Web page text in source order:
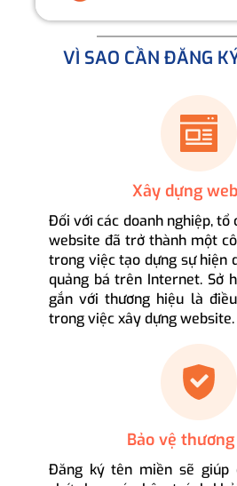
VÌ SAO CẦN ĐĂNG
Xây dựng
Đối với các doanh nghiệp, tổ
website đã trở thành một
trong việc tạo dựng sự hiện
quảng bá trên Internet. Sở
gắn với thương hiệu là
trong việc xây dựng website.
Bảo vệ
Đăng ký tên miền sẽ giúp